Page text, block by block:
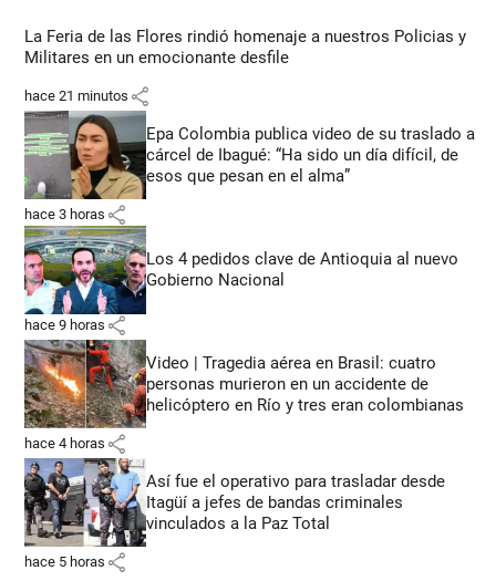
La Feria de las Flores rindió homenaje a nuestros Policias y
Militares en un emocionante desfile
hace 21 minutos share
Epa Colombia publica video de su traslado a
cárcel de Ibagué: “Ha sido un día difícil, de
esos que pesan en el alma”
hace 3 horas share
Los 4 pedidos clave de Antioquia al nuevo
Gobierno Nacional
hace 9 horas share
Video | Tragedia aérea en Brasil: cuatro
personas murieron en un accidente de
helicóptero en Río y tres eran colombianas
hace 4 horas share
Así fue el operativo para trasladar desde
Itagüí a jefes de bandas criminales
vinculados a la Paz Total
hace 5 horas share